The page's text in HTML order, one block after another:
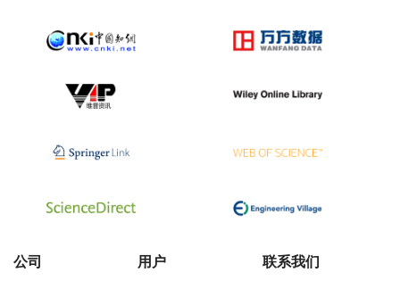
公司 用户 联系我们